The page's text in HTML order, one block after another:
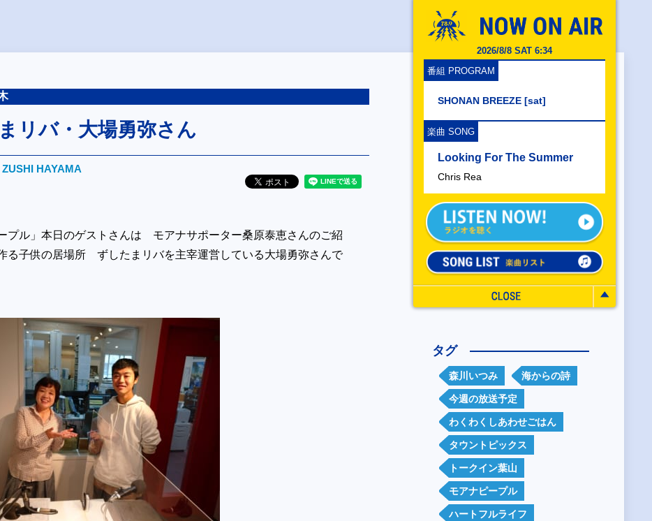
2026/8/8 SAT 6:34
番組 PROGRAM
SHONAN BREEZE [sat]
楽曲 SONG
Looking For The Summer
Chris Rea
リバ・大場勇弥さん
HAYAMA
プル」本日のゲストさんは モアナサポーター桑原泰恵さんのご紹
る子供の居場所 ずしたまリバを主宰運営している大場勇弥さんで
タグ
森川いつみ 海からの詩
今週の放送予定
わくわくしあわせごはん
タウントピックス
トークイン葉山
モアナピープル
ハートフルライフ